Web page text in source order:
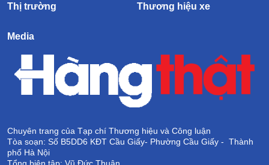
Thị trường Thương hiệu xe
Media
Chuyên trang của Tạp chí Thương hiệu và Công luận
Tòa soạn: Số B5DD6 KĐT Cầu Giấy- Phường Cầu Giấy - Thành
phố Hà Nội